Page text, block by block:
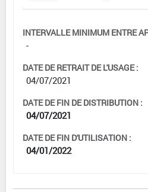
INTERVALLE MINIMUM ENTRE
-
DATE DE RETRAIT DE L'USAGE :
04/07/2021
DATE DE FIN DE DISTRIBUTION :
04/07/2021
DATE DE FIN D'UTILISATION :
04/01/2022